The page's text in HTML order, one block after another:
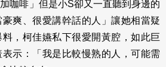
咖啡」但是小S卻又一直聽到身邊的
爽、很愛講幹話的人」讓她相當疑
，柯佳嬿私下很愛開黃腔，如此巨
示：「我是比較慢熟的人，可能需